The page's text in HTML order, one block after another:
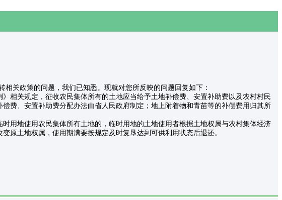
关政策的问题，我们已知悉。现就对您所反映的问题回复如下：
相关规定，征收农民集体所有的土地应当给予土地补偿费、安置补助费以及农村村民
费、安置补助费分配办法由省人民政府制定；地上附着物和青苗等的补偿费用归其所
用地使用农民集体所有土地的，临时用地的土地使用者根据土地权属与农村集体经济
原土地权属，使用期满要按规定及时复垦达到可供利用状态后退还。